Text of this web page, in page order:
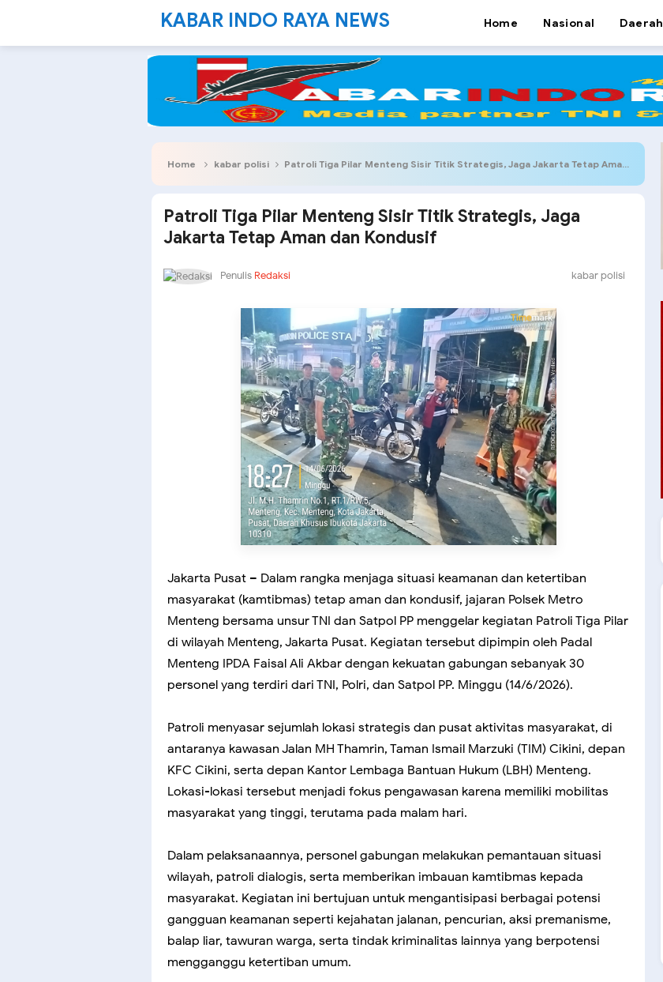
KABAR INDO RAYA NEWS Home Nasional Daerah
Home kabar polisi Patroli Tiga Pilar Menteng Sisir Titik Strategis, Jaga Jakarta Tetap Aman dan Kondusif
Patroli Tiga Pilar Menteng Sisir Titik Strategis, Jaga
Jakarta Tetap Aman dan Kondusif
Penulis Redaksi kabar polisi
Jakarta Pusat – Dalam rangka menjaga situasi keamanan dan ketertiban
masyarakat (kamtibmas) tetap aman dan kondusif, jajaran Polsek Metro
Menteng bersama unsur TNI dan Satpol PP menggelar kegiatan Patroli Tiga Pilar
di wilayah Menteng, Jakarta Pusat. Kegiatan tersebut dipimpin oleh Padal
Menteng IPDA Faisal Ali Akbar dengan kekuatan gabungan sebanyak 30
personel yang terdiri dari TNI, Polri, dan Satpol PP. Minggu (14/6/2026).
Patroli menyasar sejumlah lokasi strategis dan pusat aktivitas masyarakat, di
antaranya kawasan Jalan MH Thamrin, Taman Ismail Marzuki (TIM) Cikini, depan
KFC Cikini, serta depan Kantor Lembaga Bantuan Hukum (LBH) Menteng.
Lokasi-lokasi tersebut menjadi fokus pengawasan karena memiliki mobilitas
masyarakat yang tinggi, terutama pada malam hari.
Dalam pelaksanaannya, personel gabungan melakukan pemantauan situasi
wilayah, patroli dialogis, serta memberikan imbauan kamtibmas kepada
masyarakat. Kegiatan ini bertujuan untuk mengantisipasi berbagai potensi
gangguan keamanan seperti kejahatan jalanan, pencurian, aksi premanisme,
balap liar, tawuran warga, serta tindak kriminalitas lainnya yang berpotensi
mengganggu ketertiban umum.